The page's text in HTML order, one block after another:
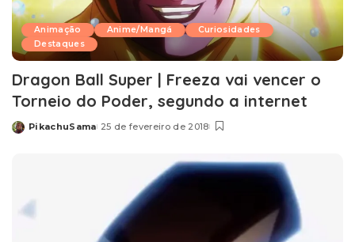
Animação Anime/Mangá
Curiosidades
Destaques
Dragon Ball Super | Freeza vai vencer o
Torneio do Poder, segundo a internet
Posted
PikachuSama 25 de fevereiro de 2018